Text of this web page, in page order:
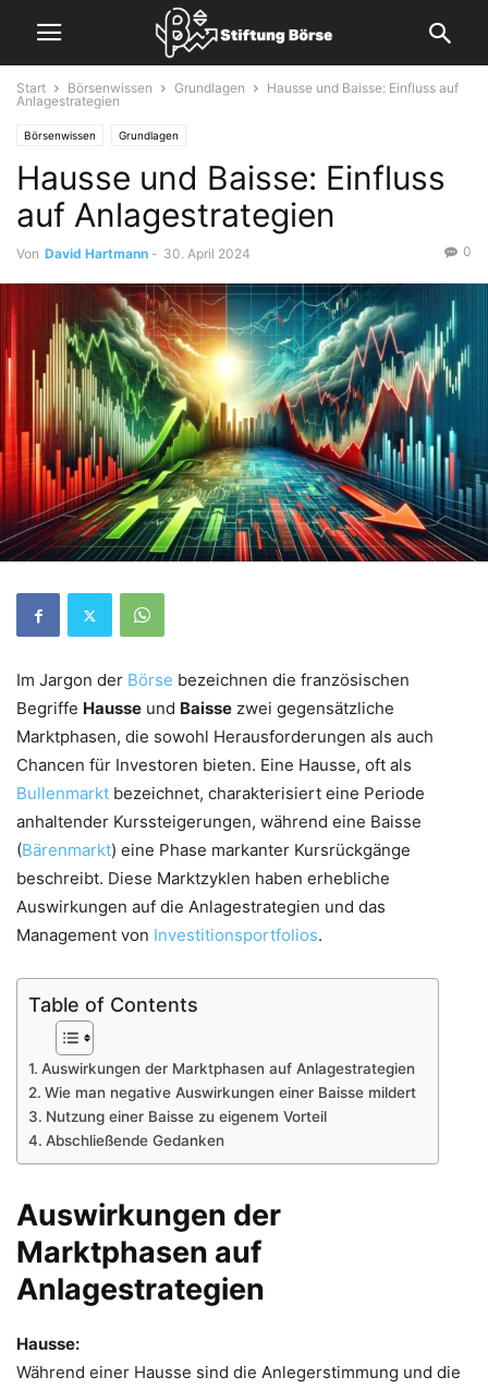
Start Börsenwissen Grundlagen
Hausse und Baisse: Einfluss auf
Anlagestrategien
Börsenwissen Grundlagen
Hausse und Baisse: Einfluss
auf Anlagestrategien
Von David Hartmann - 30. April 2024 0
Im Jargon der Börse bezeichnen die französischen
Begriffe Hausse und Baisse zwei gegensätzliche
Marktphasen, die sowohl Herausforderungen als auch
Chancen für Investoren bieten. Eine Hausse, oft als
Bullenmarkt bezeichnet, charakterisiert eine Periode
anhaltender Kurssteigerungen, während eine Baisse
(Bärenmarkt) eine Phase markanter Kursrückgänge
beschreibt. Diese Marktzyklen haben erhebliche
Auswirkungen auf die Anlagestrategien und das
Management von Investitionsportfolios.
Table of Contents
Auswirkungen der Marktphasen auf Anlagestrategien
Wie man negative Auswirkungen einer Baisse mildert
Nutzung einer Baisse zu eigenem Vorteil
Abschließende Gedanken
Auswirkungen der
Marktphasen auf
Anlagestrategien
Hausse:
Während einer Hausse sind die Anlegerstimmung und die